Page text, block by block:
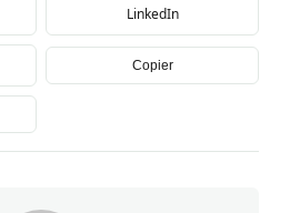
LinkedIn
Copier